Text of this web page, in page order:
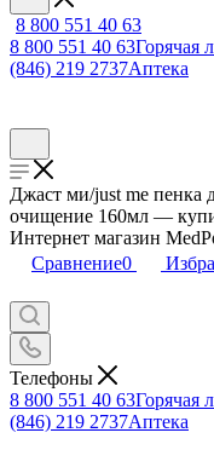
8 800 551 40 63
8 800 551 40 63Горячая
(846) 219 2737Аптека
Джаст ми/just me пенка
очищение 160мл —
Интернет магазин
Сравнение0
Телефоны
8 800 551 40 63Горячая
(846) 219 2737Аптека